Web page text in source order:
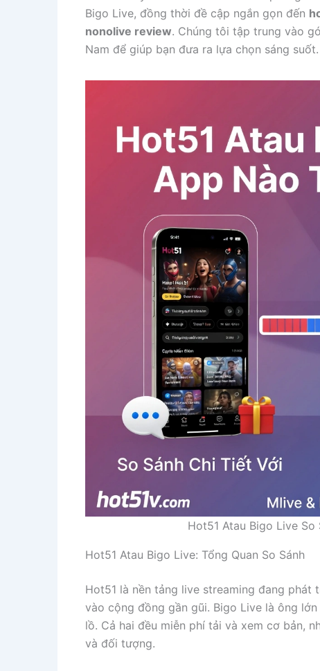
Bigo Live, đồng thời đề cập ngắn gọn đến
nonolive review. Chúng tôi tập trung vào
Nam để giúp bạn đưa ra lựa chọn sáng suốt.
Hot51 Atau Bigo Live
Hot51 Atau Bigo Live: Tổng Quan So Sánh
Hot51 là nền tảng live streaming đang
vào cộng đồng gần gũi. Bigo Live là ông
lồ. Cả hai đều miễn phí tải và xem cơ bản,
và đối tượng.